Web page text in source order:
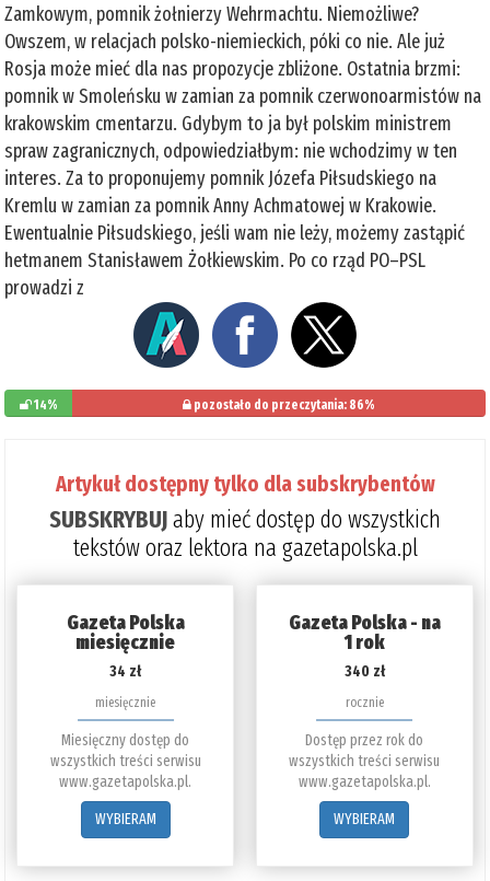
Zamkowym, pomnik żołnierzy Wehrmachtu. Niemożliwe?
Owszem, w relacjach polsko-niemieckich, póki co nie. Ale już
Rosja może mieć dla nas propozycje zbliżone. Ostatnia brzmi:
pomnik w Smoleńsku w zamian za pomnik czerwonoarmistów na
krakowskim cmentarzu. Gdybym to ja był polskim ministrem
spraw zagranicznych, odpowiedziałbym: nie wchodzimy w ten
interes. Za to proponujemy pomnik Józefa Piłsudskiego na
Kremlu w zamian za pomnik Anny Achmatowej w Krakowie.
Ewentualnie Piłsudskiego, jeśli wam nie leży, możemy zastąpić
hetmanem Stanisławem Żołkiewskim. Po co rząd PO–PSL
prowadzi z
14% pozostało do przeczytania: 86%
Artykuł dostępny tylko dla subskrybentów
SUBSKRYBUJaby mieć dostęp do wszystkich
tekstów oraz lektora na gazetapolska.pl
Gazeta Polska
miesięcznie
34 zł
miesięcznie
Miesięczny dostęp do
wszystkich treści serwisu
www.gazetapolska.pl.
WYBIERAM
Gazeta Polska - na
1 rok
340 zł
rocznie
Dostęp przez rok do
wszystkich treści serwisu
www.gazetapolska.pl.
WYBIERAM